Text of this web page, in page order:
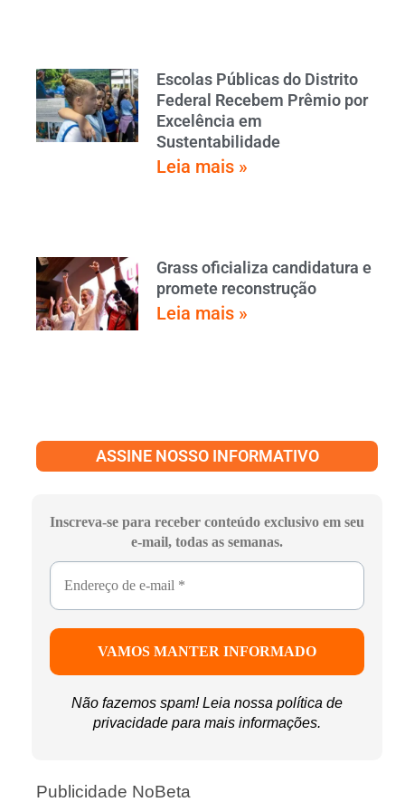
Escolas Públicas do Distrito
Federal Recebem Prêmio por
Excelência em
Sustentabilidade
Leia mais »
Grass oficializa candidatura e
promete reconstrução
Leia mais »
ASSINE NOSSO INFORMATIVO
Inscreva-se para receber conteúdo exclusivo em seu
e-mail, todas as semanas.
Não fazemos spam! Leia nossa política de
privacidade para mais informações.
Publicidade NoBeta